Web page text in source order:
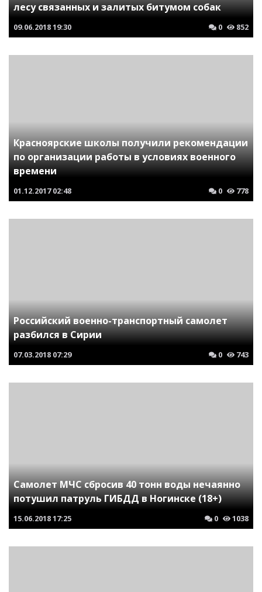
лесу связанных и залитых битумом собак
09.06.201819:30 0 852
Красноярские школы получили рекомендации
по организации работы в условиях военного
времени
01.12.2017 02:48 0 778
Российский военно-транспортный самолет
разбился в Сирии
07.03.2018 07:29 0 743
Самолет МЧС сбросив 40 тонн воды нечаянно
потушил патруль ГИБДД в Ногинске (18+)
15.06.201817:25 0 1038